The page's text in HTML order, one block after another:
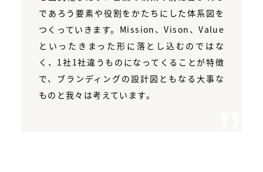
であろう要素や役割をかたちにした体系図を
つくっていきます。Mission、Vison、Value
といったきまった形に落とし込むのではな
く、1社1社違うものになってくることが特徴
で、ブランディングの設計図ともなる大事な
ものと我々は考えています。